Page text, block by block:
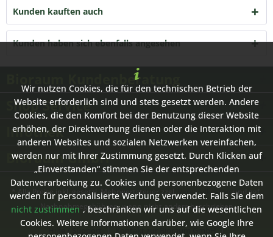
Kunden kauften auch
Kunden haben sich ebenfalls angesehen
Bioraum Kundenberatung
Shop Service
Infothek
Bioraum GmbH
* Alle Preise inkl. gesetzl. Mehrwertsteuer zzgl. Versandkosten und ggf.
Nachnahmegebühren, wenn nicht anders beschrieben
Hilfe / Support Kontakt zur Bioraum GmbH
Wir nutzen Cookies, die für den technischen Betrieb der
Website erforderlich sind und stets gesetzt werden. Andere
Cookies, die den Komfort bei der Benutzung dieser Website
erhöhen, der Direktwerbung dienen oder die Interaktion mit
anderen Websites und sozialen Netzwerken vereinfachen,
werden nur mit Ihrer Zustimmung gesetzt. Durch Klicken auf
„Einverstanden“ stimmen Sie der entsprechenden
Datenverarbeitung zu. Cookies und personenbezogene Daten
werden für personalisierte Werbung verwendet. Falls Sie dem
nicht zustimmen , beschränken wir uns auf die wesentlichen
Cookies. Weitere Informationen darüber, wie Google Ihre